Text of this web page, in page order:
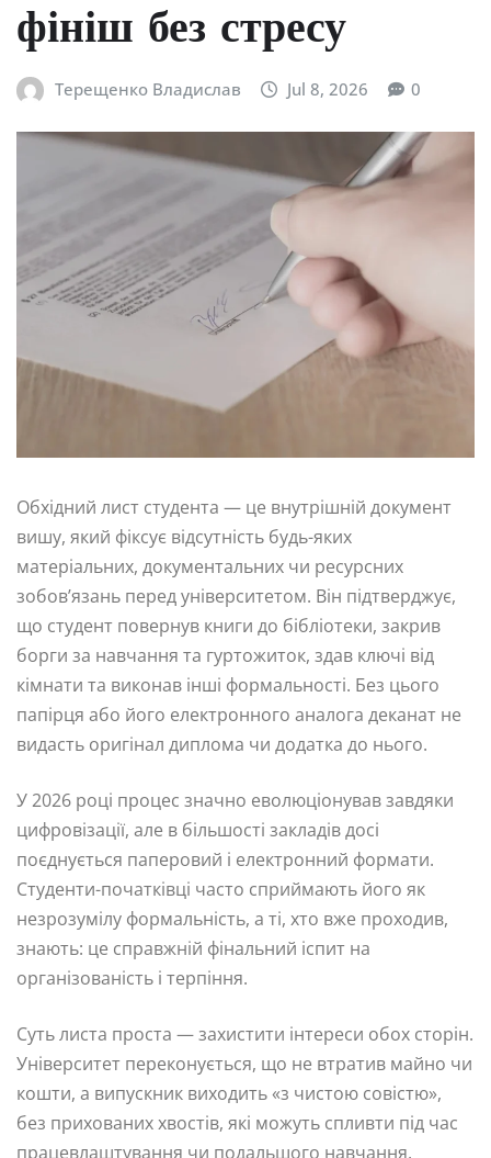
фініш без стресу
Терещенко Владислав Jul 8, 2026 0
Обхідний лист студента — це внутрішній документ
вишу, який фіксує відсутність будь-яких
матеріальних, документальних чи ресурсних
зобов’язань перед університетом. Він підтверджує,
що студент повернув книги до бібліотеки, закрив
борги за навчання та гуртожиток, здав ключі від
кімнати та виконав інші формальності. Без цього
папірця або його електронного аналога деканат не
видасть оригінал диплома чи додатка до нього.
У 2026 році процес значно еволюціонував завдяки
цифровізації, але в більшості закладів досі
поєднується паперовий і електронний формати.
Студенти-початківці часто сприймають його як
незрозумілу формальність, а ті, хто вже проходив,
знають: це справжній фінальний іспит на
організованість і терпіння.
Суть листа проста — захистити інтереси обох сторін.
Університет переконується, що не втратив майно чи
кошти, а випускник виходить «з чистою совістю»,
без прихованих хвостів, які можуть спливти під час
працевлаштування чи подальшого навчання.